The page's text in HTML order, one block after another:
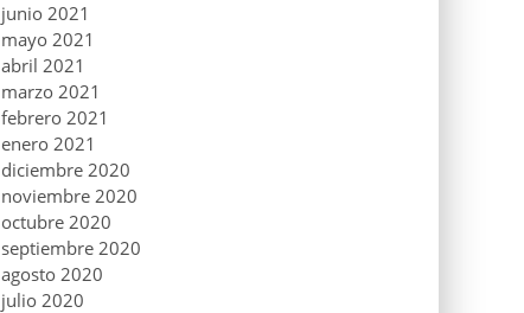
junio 2021
mayo 2021
abril 2021
marzo 2021
febrero 2021
enero 2021
diciembre 2020
noviembre 2020
octubre 2020
septiembre 2020
agosto 2020
julio 2020